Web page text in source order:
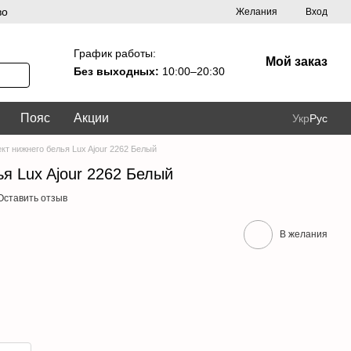
Желания Вход
График работы:
Без выходных: 10:00–20:30
Мой заказ
Пояс Акции УкрРус
нижнего белья Lux Ajour 2262 Белый
Lux Ajour 2262 Белый
отзыв
В желания